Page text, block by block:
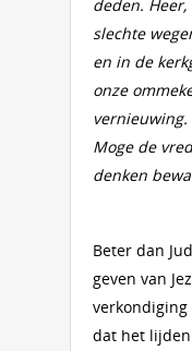
deden.
slechte
en in de
onze
vernieuwing.
Moge de
denken
Beter dan
geven van
dat het